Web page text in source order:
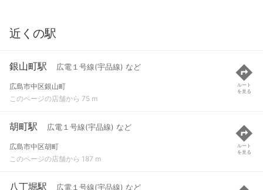
近くの駅
銀山町駅 広電１号線(宇品線) など
広島市中区銀山町
このページの店舗から 75 m
ルート
を見る
胡町駅 広電１号線(宇品線) など
広島市中区胡町
このページの店舗から 187 m
ルート
を見る
八丁堀駅 広電１号線(宇品線) など